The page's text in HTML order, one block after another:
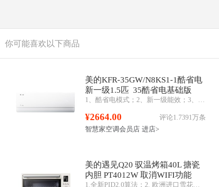
你可能喜欢以下商品
美的KFR-35GW/N8KS1-1酷省电
新一级1.5匹 35酷省电基础版
¥2664.00
评论1.7391万条
智慧家空调会员店 进店>
美的遇见Q20 驭温烤箱40L 搪瓷
内胆 PT4012W 取消WIFI功能